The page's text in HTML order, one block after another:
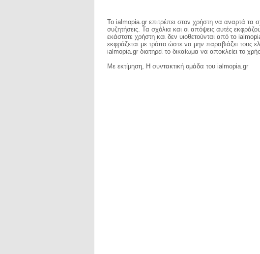
Το ialmopia.gr επιτρέπει στον χρήστη να αναρτά τα
συζητήσεις. Τα σχόλια και οι απόψεις αυτές
εκάστοτε χρήστη και δεν υιοθετούνται από το
εκφράζεται με τρόπο ώστε να μην παραβιάζει τους
ialmopia.gr διατηρεί το δικαίωμα να αποκλείει το
Με εκτίμηση, Η συντακτική ομάδα του ialmopia.gr